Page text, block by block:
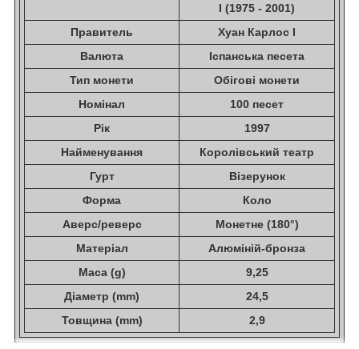
I (1975 - 2001)
Правитель
Хуан Карлос I
Валюта
Іспанська песета
Тип монети
Обігові монети
Номінал
100 песет
Рік
1997
Найменування
Королівський театр
Гурт
Візерунок
Форма
Коло
Аверс/реверс
Монетне (180°)
Матеріал
Алюміній-бронза
Маса (g)
9,25
Діаметр (mm)
24,5
Товщина (mm)
2,9